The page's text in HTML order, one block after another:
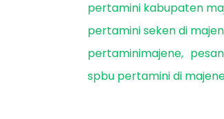
pertamini kabupaten
pertamini seken di
pertaminimajene
spbu pertamini di